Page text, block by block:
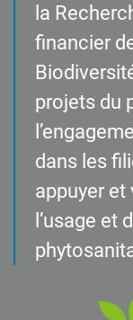
la
financier
projets du
dans les
appuyer et
l’usage et